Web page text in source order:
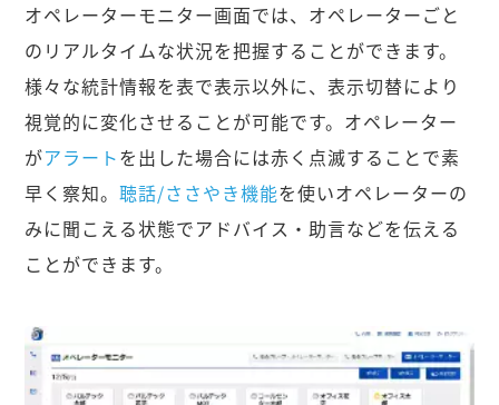
オペレーターモニター画面では、オペレーターごと
のリアルタイムな状況を把握することができます。
様々な統計情報を表で表示以外に、表示切替により
視覚的に変化させることが可能です。オペレーター
がアラートを出した場合には赤く点滅することで素
早く察知。聴話/ささやき機能を使いオペレーターの
みに聞こえる状態でアドバイス・助言などを伝える
ことができます。